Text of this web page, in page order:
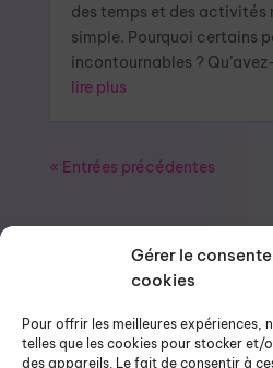
Gérer le
cookies
Pour offrir les meilleures expériences,
telles que les cookies pour stocker
des appareils. Le fait de consentir à
des temps et des activités
simple. Pourquoi certains
incontournables ?
lire plus
« Entrées précédentes